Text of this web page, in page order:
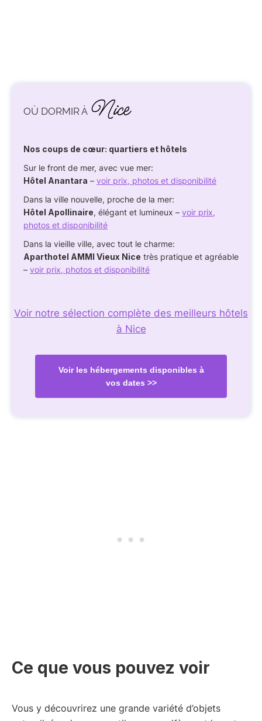
OÙ DORMIR À Nice
Nos coups de cœur: quartiers et hôtels
Sur le front de mer, avec vue mer:
Hôtel Anantara – voir prix, photos et disponibilité
Dans la ville nouvelle, proche de la mer:
Hôtel Apollinaire, élégant et lumineux – voir prix,
photos et disponibilité
Dans la vieille ville, avec tout le charme:
Aparthotel AMMI Vieux Nice très pratique et agréable
– voir prix, photos et disponibilité
Voir notre sélection complète des meilleurs hôtels
à Nice
Voir les hébergements disponibles à
vos dates >>
Ce que vous pouvez voir
Vous y découvrirez une grande variété d’objets